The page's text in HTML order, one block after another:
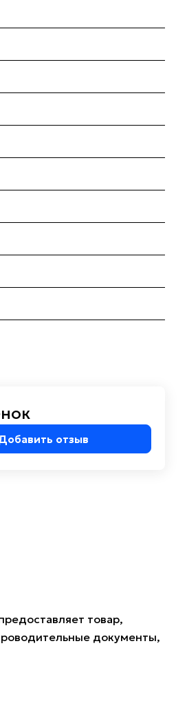
отзыв
товар,
документы,